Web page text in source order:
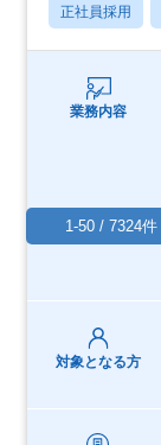
正社員採用
業務内容
対象となる方
1-50 / 7324件